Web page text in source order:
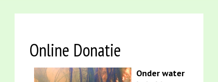
Online Donatie
Onder water